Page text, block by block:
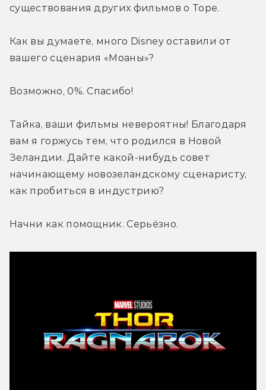
существования других фильмов о Торе.
Как вы думаете, много Disney оставили от
вашего сценария «Моаны»?
Возможно, 0%. Спасибо!
Тайка, ваши фильмы невероятны! Благодаря
вам я горжусь тем, что родился в Новой
Зеландии. Дайте какой-нибудь совет
начинающему новозеландскому сценаристу,
как пробиться в индустрию?
Начни как помощник. Серьёзно.